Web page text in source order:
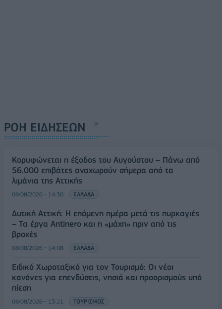
ΡΟΗ ΕΙΔΗΣΕΩΝ
Κορυφώνεται η έξοδος του Αυγούστου – Πάνω από
56.000 επιβάτες αναχωρούν σήμερα από τα
λιμάνια της Αττικής
08/08/2026 - 14:30 ΕΛΛΑΔΑ
Δυτική Αττική: Η επόμενη ημέρα μετά τις πυρκαγιές
– Τα έργα Antinero και η «μάχη» πριν από τις
βροχές
08/08/2026 - 14:08 ΕΛΛΑΔΑ
Ειδικό Χωροταξικό για τον Τουρισμό: Οι νέοι
κανόνες για επενδύσεις, νησιά και προορισμούς υπό
πίεση
08/08/2026 - 13:21 ΤΟΥΡΙΣΜΟΣ